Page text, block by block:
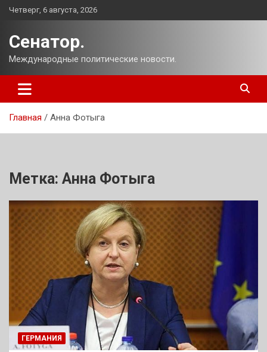
Перейти
Четверг, 6 августа, 2026
Сенатор.
Международные политические новости.
Главная Анна Фотыга
Метка: Анна Фотыга
ГЕРМАНИЯ